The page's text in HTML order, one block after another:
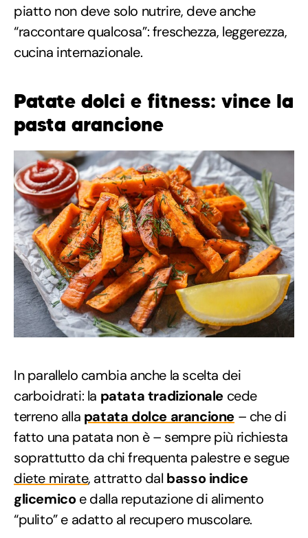
piatto non deve solo nutrire, deve anche
“raccontare qualcosa”: freschezza, leggerezza,
cucina internazionale.
Patate dolci e fitness: vince la
pasta arancione
In parallelo cambia anche la scelta dei
carboidrati: la patata tradizionale cede
terreno alla patata dolce arancione – che di
fatto una patata non è – sempre più richiesta
soprattutto da chi frequenta palestre e segue
diete mirate, attratto dal basso indice
glicemicoe dalla reputazione di alimento
“pulito” e adatto al recupero muscolare.